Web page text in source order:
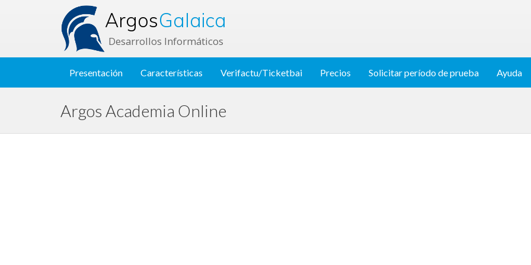
ArgosGalaica
Desarrollos Informáticos
Presentación Características Verifactu/Ticketbai Precios Solicitar período de prueba Ayuda
Argos Academia Online